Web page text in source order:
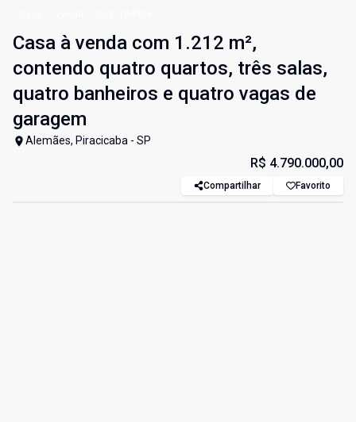
Casa à venda com 1.212 m²,
contendo quatro quartos, três salas,
quatro banheiros e quatro vagas de
garagem
Alemães, Piracicaba - SP
R$ 4.790.000,00
Compartilhar Favorito